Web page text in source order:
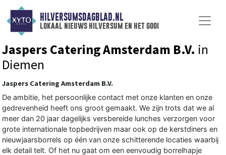
HILVERSUMSDAGBLAD.NL
lokaal nieuws hilversum en het gooi
Jaspers Catering Amsterdam B.V. in
Diemen
Jaspers Catering Amsterdam B.V.
De ambitie, het persoonlijke contact met onze klanten en onze
gedrevenheid heeft ons groot gemaakt. We zijn trots dat we al
meer dan 20 jaar dagelijks versbereide lunches verzorgen voor
grote internationale topbedrijven maar ook op de kerstdiners en
nieuwjaarsborrels op één van onze schitterende locaties waarbij
elk detail telt. Of het nu gaat om een eenvoudig borrelhapje